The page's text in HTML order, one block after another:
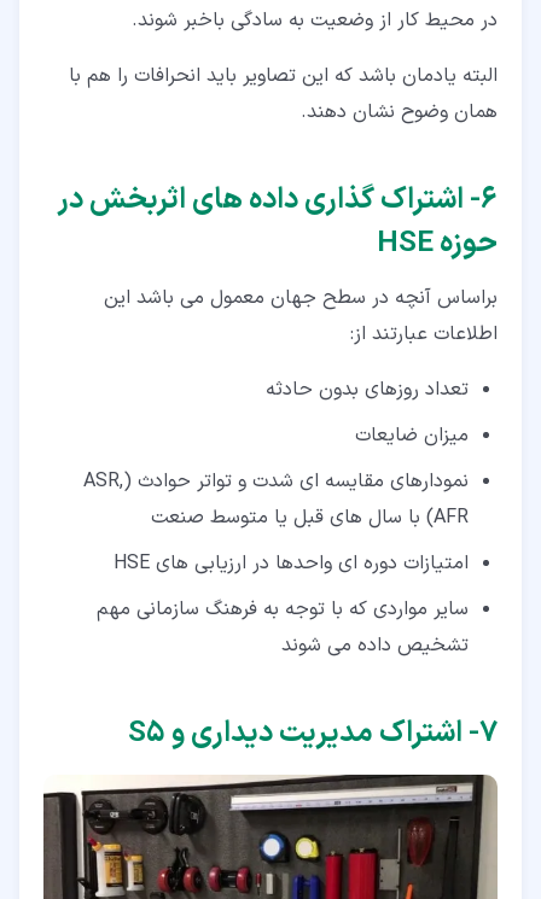
در محیط کار از وضعیت به سادگی باخبر شوند.
البته یادمان باشد که این تصاویر باید انحرافات را هم با
همان وضوح نشان دهند.
۶‏- اشتراک گذاری داده های اثربخش در
حوزه HSE
براساس آنچه در سطح جهان معمول می باشد این
اطلاعات عبارتند از:
تعداد روزهای بدون حادثه
میزان ضایعات
نمودارهای مقایسه ای شدت و تواتر حوادث (ASR,
AFR) با سال های قبل یا متوسط صنعت
امتیازات دوره ای واحدها در ارزیابی های HSE
سایر مواردی که با توجه به فرهنگ سازمانی مهم
تشخیص داده می شوند
۷‏- اشتراک مدیریت دیداری و S5